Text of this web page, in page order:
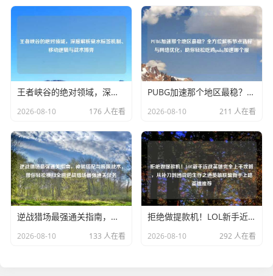
王者峡谷的绝对领域，深度解析泉水标签机制、移动逻辑与战术博弈
2026-08-10 176 人在看
PUBG加速那个地区最稳？全方位解析节点选择与 优化，助你轻松吃鸡pubg加速哪个服
2026-08-10 211 人在看
逆战猎场最强通关指南，神装搭配与极限战术，带你轻松横扫全图逆战猎场最强通关任务
2026-08-10 133 人在看
拒绝做提款机！LOL新手近战英雄完全上手攻略，从补刀到团战的生存之道英雄联盟新手上路英雄推荐
2026-08-10 292 人在看